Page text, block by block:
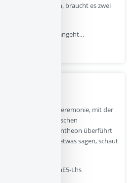
„sozial“ zu handeln, braucht es zwei
Was das Mitfühlen angeht…
die große Trauerzeremonie, mit der
Dame der französischen
im Jahr 2018 ins Pantheon überführt
weiter unten noch etwas sagen, schaut
watch?v=daPzaE5-Lhs